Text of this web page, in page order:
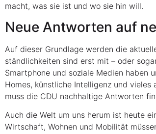
macht, was sie ist und wo sie hin will.
Neue Ant­wor­ten auf
Auf die­ser Grund­la­ge wer­den die
ständ­lich­kei­ten sind erst mit – oder
Smart­phone und sozia­le Medi­en haben
Homes, künst­li­che Intel­li­genz und
muss die CDU nach­hal­ti­ge Ant­wor­ten
Auch die Welt um uns her­um ist heu­te
Wirt­schaft, Woh­nen und Mobi­li­tät